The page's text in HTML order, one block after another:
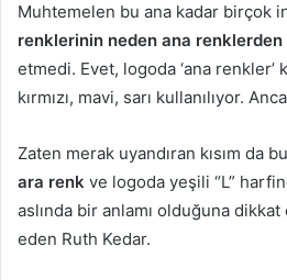
Muhtemelen bu ana kadar birçok
renklerinin neden ana
etmedi. Evet, logoda ‘ana
kırmızı, mavi, sarı kullanılıyor.
Zaten merak uyandıran kısım da
ara renk ve logoda yeşili “L”
aslında bir anlamı olduğuna
eden Ruth Kedar.